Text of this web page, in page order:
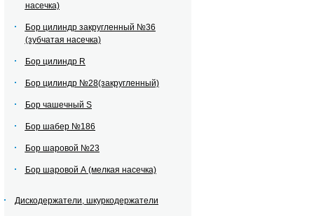
насечка)
Бор цилиндр закругленный №36
(зубчатая насечка)
Бор цилиндр R
Бор цилиндр №28(закругленный)
Бор чашечный S
Бор шабер №186
Бор шаровой №23
Бор шаровой А (мелкая насечка)
Дискодержатели, шкуркодержатели